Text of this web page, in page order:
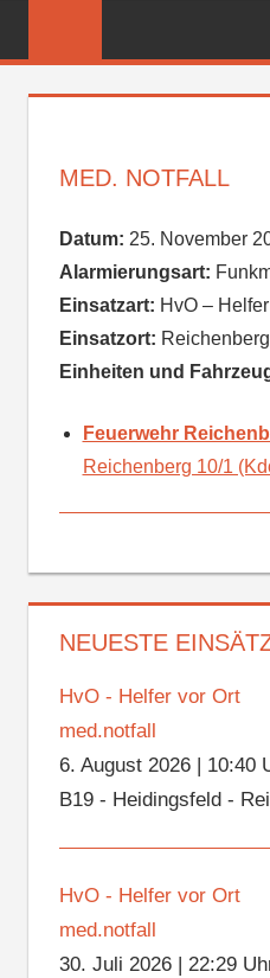
MED. NOTFALL
Datum: 25. November
Alarmierungsart:
Einsatzart: HvO –
Einsatzort: Reichenberg
Einheiten und
Feuerwehr
Reichenberg 10/1
NEUESTE
HvO - Helfer vor Ort
med.notfall
6. August 2026| 10:40
B19 - Heidingsfeld -
HvO - Helfer vor Ort
med.notfall
30. Juli 2026| 22:29